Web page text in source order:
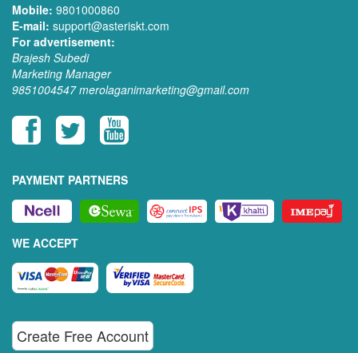
Mobile: 9801000860
E-mail: support@asteriskt.com
For advertisement:
Brajesh Subedi
Marketing Manager
9851004547 merolaganimarketing@gmail.com
PAYMENT PARTNERS
WE ACCEPT
Create Free Account